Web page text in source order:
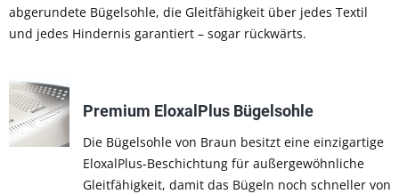
abgerundete Bügelsohle, die Gleitfähigkeit über jedes Textil
und jedes Hindernis garantiert – sogar rückwärts.
Premium EloxalPlus Bügelsohle
Die Bügelsohle von Braun besitzt eine einzigartige
EloxalPlus-Beschichtung für außergewöhnliche
Gleitfähigkeit, damit das Bügeln noch schneller von